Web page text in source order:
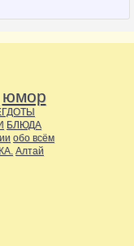
юмор
БЛЮДА
обо всём
Алтай